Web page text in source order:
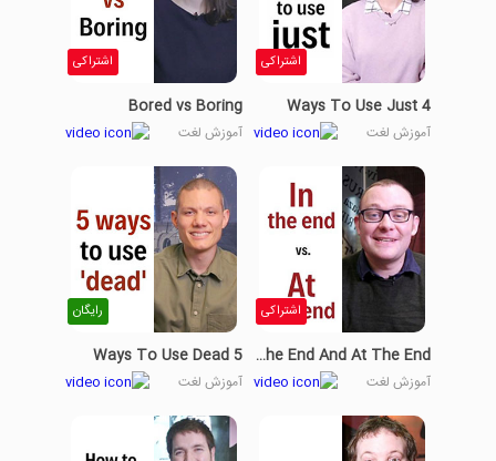
اشتراکی
4 Ways To Use Just
آموزش لغت
اشتراکی
Bored vs Boring
آموزش لغت
اشتراکی
In The End And At The End
آموزش لغت
رایگان
5 Ways To Use Dead
آموزش لغت